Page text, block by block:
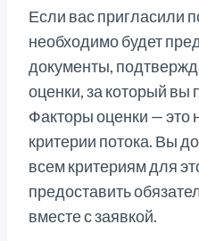
Если вас пригласили
необходимо будет
документы,
оценки, за который
Факторы оценки — это
критерии потока. Вы
всем критериям для
предоставить
вместе с заявкой.